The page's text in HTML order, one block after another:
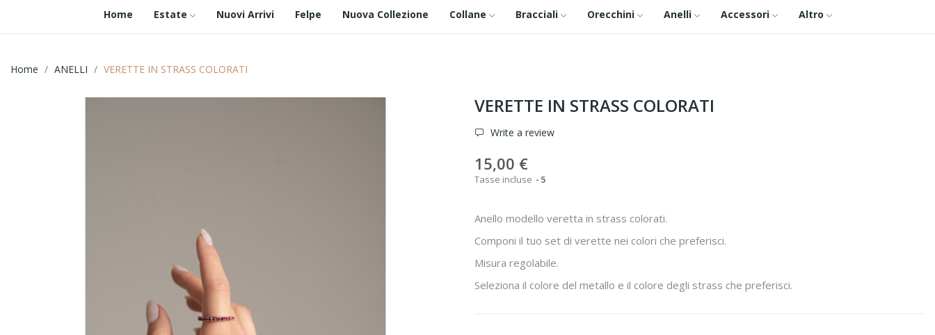
Home Estate Nuovi Arrivi Felpe Nuova Collezione Collane Bracciali Orecchini Anelli Accessori Altro
Home ANELLI VERETTE IN STRASS COLORATI
VERETTE IN STRASS COLORATI
Write a review
15,00 €
Tasse incluse 5
Anello modello veretta in strass colorati.
Componi il tuo set di verette nei colori che preferisci.
Misura regolabile.
Seleziona il colore del metallo e il colore degli strass che preferisci.